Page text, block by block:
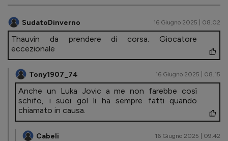
SudatoDinverno 16 Giugno 2025 | 08.02
Thauvin da prendere di corsa. Giocatore
eccezionale
Tony1907_74 16 Giugno 2025 | 08.15
Anche un Luka Jovic a me non farebbe così
schifo, i suoi gol li ha sempre fatti quando
chiamato in causa.
Cabeli 16 Giugno 2025 | 09.42